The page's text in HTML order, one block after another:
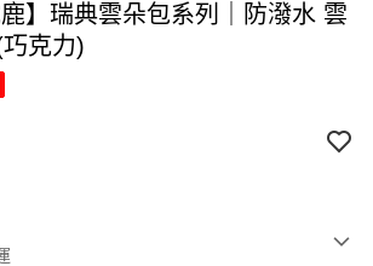
鹿】瑞典雲朵包系列｜防潑水 雲
克力)